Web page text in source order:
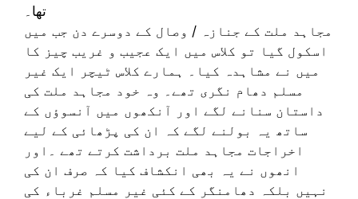
تھا۔
مجاہد ملت کے جنازہ / وصال کے دوسرے دن جب میں
اسکول گیا تو کلاس میں ایک عجیب و غریب چیز کا
میں نے مشاہدہ کیا۔ ہمارے کلاس ٹیچر ایک غیر
مسلم دھام نگری تھے۔ وہ خود مجاہد ملت کی
داستان سنانے لگے اور آنکھوں میں آنسوؤں کے
ساتھ یہ بولنے لگے کہ ان کی پڑھائی کے لیے
اخراجات مجاہد ملت برداشت کرتے تھے ۔اور
انھوں نے یہ بھی انکشاف کیا کہ صرف ان کی
نہیں بلکہ دھامنگر کے کئی غیر مسلم غرباء کی